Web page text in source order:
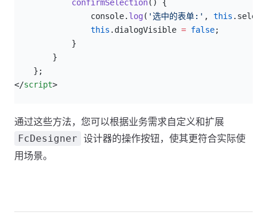
            confirmSelection
() {
                console.
log( '选中的表单:' , this
                this
.dialogVisible = false;
            }
        }
    };
</script>
通过这些方法，您可以根据业务需求自定义和扩展
FcDesigner 设计器的操作按钮，使其更符合实际使
用场景。